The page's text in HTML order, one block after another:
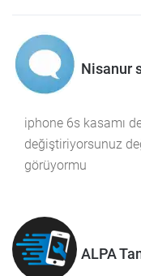
Nisanur
iphone 6s kasamı
değiştiriyorsunuz
görüyormu
ALPA